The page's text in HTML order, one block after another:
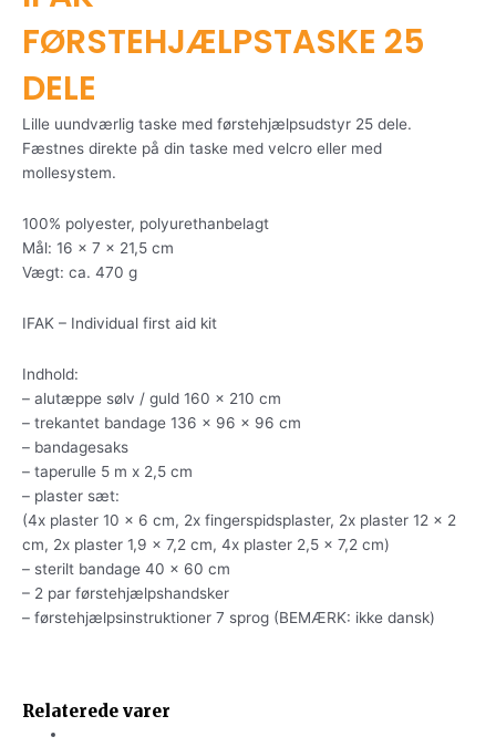
FØRSTEHJÆLPSTASKE 25
DELE
Lille uundværlig taske med førstehjælpsudstyr 25 dele.
Fæstnes direkte på din taske med velcro eller med
mollesystem.
100% polyester, polyurethanbelagt
Mål: 16 x 7 x 21,5 cm
Vægt: ca. 470 g
IFAK – Individual first aid kit
Indhold:
– alutæppe sølv / guld 160 x 210 cm
– trekantet bandage 136 x 96 x 96 cm
– bandagesaks
– taperulle 5 m x 2,5 cm
– plaster sæt:
(4x plaster 10 x 6 cm, 2x fingerspidsplaster, 2x plaster 12 x 2
cm, 2x plaster 1,9 x 7,2 cm, 4x plaster 2,5 x 7,2 cm)
– sterilt bandage 40 x 60 cm
– 2 par førstehjælpshandsker
– førstehjælpsinstruktioner 7 sprog (BEMÆRK: ikke dansk)
Relaterede varer